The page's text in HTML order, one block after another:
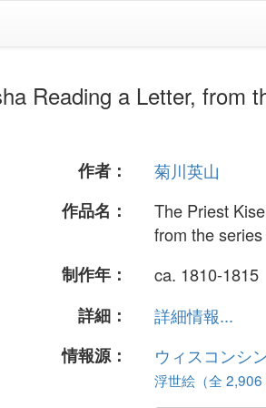
Reading a Letter, from
作者：
菊川英山
作品名：
The Priest
from the
制作年：
ca. 1810-1815
詳細：
詳細情報...
情報源：
ウィスコンシ
浮世絵（全 2,906